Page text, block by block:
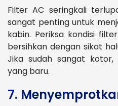
Filter AC seringkali
sangat penting untuk
kabin. Periksa kondisi
bersihkan dengan sikat
Jika sudah sangat kotor,
yang baru​.
7.